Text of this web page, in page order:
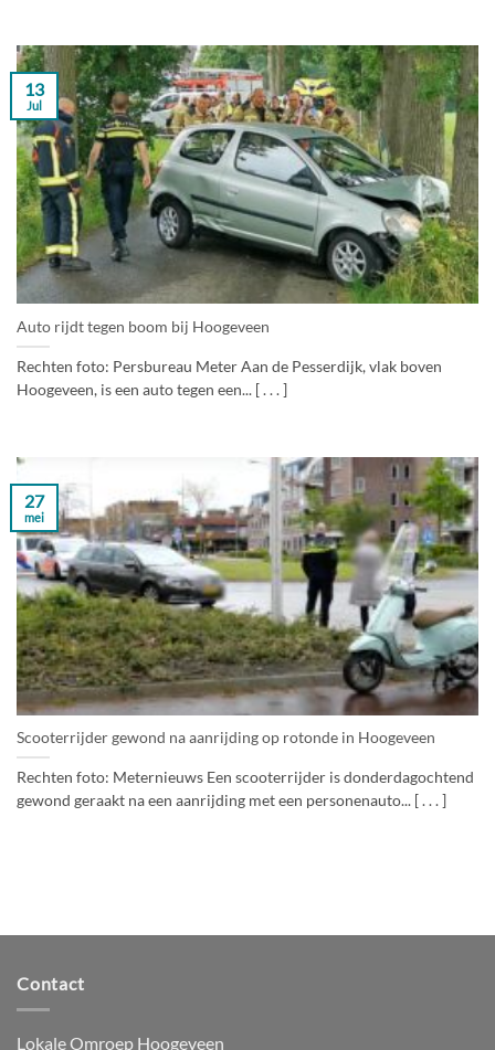
Auto rijdt tegen boom bij Hoogeveen
Rechten foto: Persbureau Meter Aan de Pesserdijk, vlak boven
Hoogeveen, is een auto tegen een... [ . . . ]
13
Jul
Scooterrijder gewond na aanrijding op rotonde in Hoogeveen
Rechten foto: Meternieuws Een scooterrijder is donderdagochtend
gewond geraakt na een aanrijding met een personenauto... [ . . . ]
27
mei
Contact
Lokale Omroep Hoogeveen